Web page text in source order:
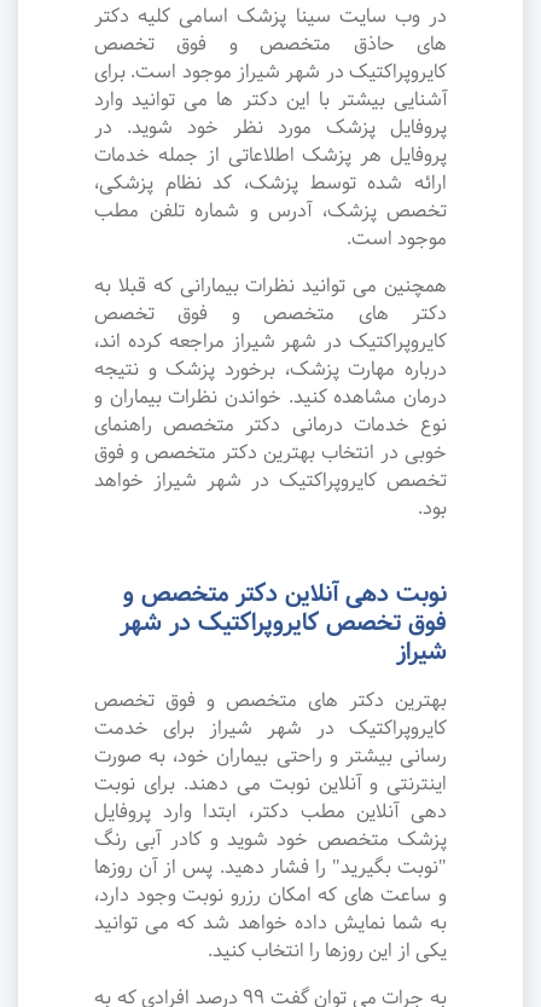
در وب سایت سینا پزشک اسامی کلیه دکتر
های حاذق متخصص و فوق تخصص
کایروپراکتیک در شهر شیراز موجود است. برای
آشنایی بیشتر با این دکتر ها می توانید وارد
پروفایل پزشک مورد نظر خود شوید. در
پروفایل هر پزشک اطلاعاتی از جمله خدمات
ارائه شده توسط پزشک، کد نظام پزشکی،
تخصص پزشک، آدرس و شماره تلفن مطب
موجود است.
همچنین می توانید نظرات بیمارانی که قبلا به
دکتر های متخصص و فوق تخصص
کایروپراکتیک در شهر شیراز مراجعه کرده اند،
درباره مهارت پزشک، برخورد پزشک و نتیجه
درمان مشاهده کنید. خواندن نظرات بیماران و
نوع خدمات درمانی دکتر متخصص راهنمای
خوبی در انتخاب بهترین دکتر متخصص و فوق
تخصص کایروپراکتیک در شهر شیراز خواهد
بود.
نوبت دهی آنلاین دکتر متخصص و
فوق تخصص کایروپراکتیک در شهر
شیراز
بهترین دکتر های متخصص و فوق تخصص
کایروپراکتیک در شهر شیراز برای خدمت
رسانی بیشتر و راحتی بیماران خود، به صورت
اینترنتی و آنلاین نوبت می دهند. برای نوبت
دهی آنلاین مطب دکتر، ابتدا وارد پروفایل
پزشک متخصص خود شوید و کادر آبی رنگ
"نوبت بگیرید" را فشار دهید. پس از آن روزها
و ساعت های که امکان رزرو نوبت وجود دارد،
به شما نمایش داده خواهد شد که می توانید
یکی از این روزها را انتخاب کنید.
به جرات می‌ توان گفت ۹۹ درصد افرادی که به